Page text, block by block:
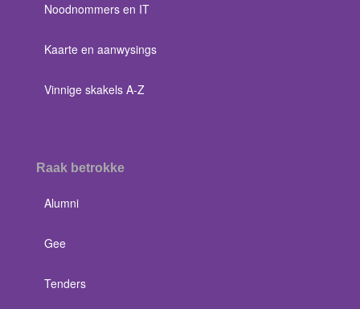
Noodnommers en IT
Kaarte en aanwysings
Vinnige skakels A-Z
Raak betrokke
Alumni
Gee
Tenders